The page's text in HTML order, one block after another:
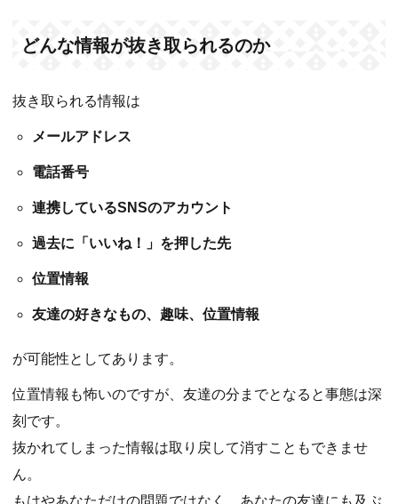
どんな情報が抜き取られるのか
抜き取られる情報は
メールアドレス
電話番号
連携しているSNSのアカウント
過去に「いいね！」を押した先
位置情報
友達の好きなもの、趣味、位置情報
が可能性としてあります。
位置情報も怖いのですが、友達の分までとなると事態は深
刻です。
抜かれてしまった情報は取り戻して消すこともできませ
ん。
もはやあなただけの問題ではなく、あなたの友達にも及ぶ